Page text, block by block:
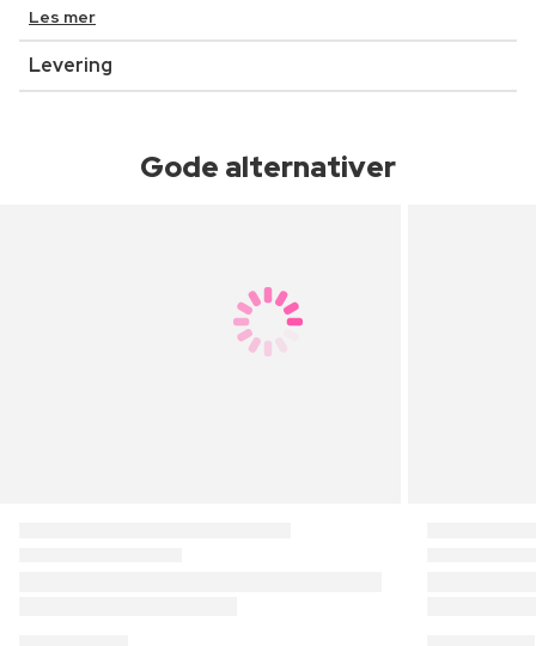
Les mer
Levering
Gode alternativer